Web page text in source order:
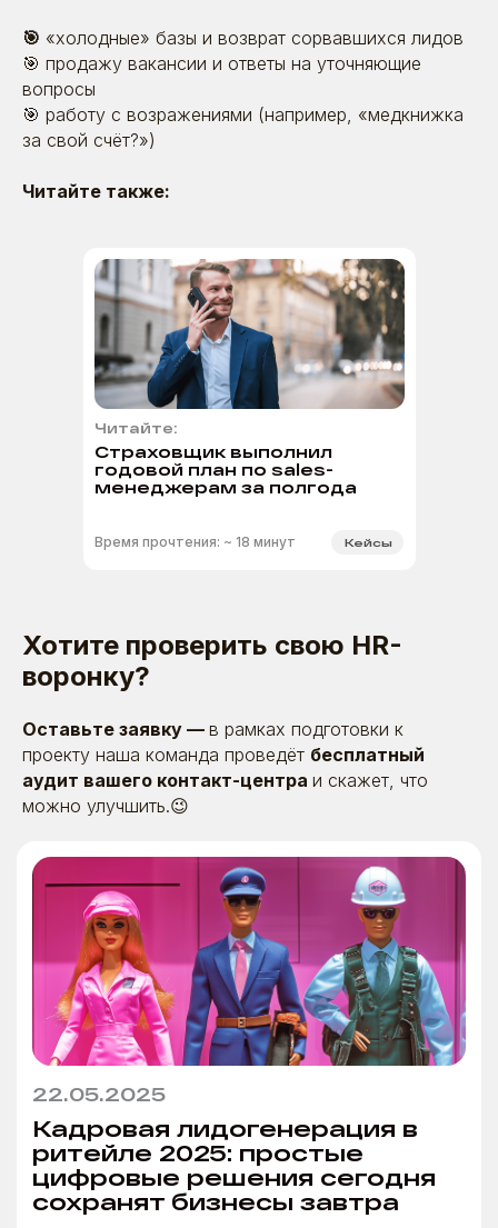
🎯 «холодные» базы и возврат сорвавшихся лидов
🎯 продажу вакансии и ответы на уточняющие
вопросы
🎯 работу с возражениями (например, «медкнижка
за свой счёт?»)
Читайте также:
Страховщик выполнил
годовой план по sales-
менеджерам за полгода
Читайте:
Время прочтения: ~ 18 минут Кейсы
Хотите проверить свою HR-
воронку?
Оставьте заявку — в рамках подготовки к
проекту наша команда проведёт бесплатный
аудит вашего контакт-центра и скажет, что
можно улучшить.😉